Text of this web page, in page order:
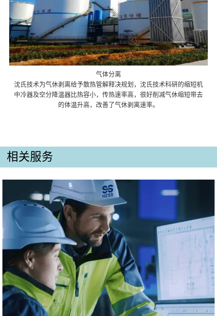
气体分离
沈氏技术为气休剥离给予散热管解释决规划，沈氏技术科研的缩短机
中冷器及空分降温器比热容小，传热速率高，很好削减气休缩短带去
的体温升高，改善了气休剥离速率。
相关服务